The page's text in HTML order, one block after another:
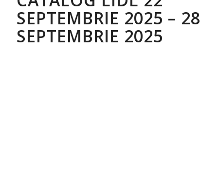
SEPTEMBRIE 2025 – 28
SEPTEMBRIE 2025